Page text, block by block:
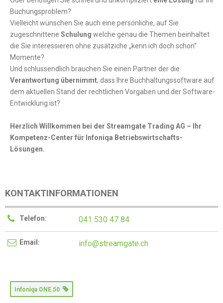
Buchungsproblem?
Vielleicht wünschen Sie auch eine persönliche, auf Sie
zugeschnittene Schulung welche genau die Themen beinhaltet
die Sie interessieren ohne zusätziche „kenn ich doch schon“
Momente?
Und schlussendlich brauchen Sie einen Partner der die
Verantwortung übernimmt, dass Ihre Buchhaltungssoftware auf
dem aktuellen Stand der rechtlichen Vorgaben und der Software-
Entwicklung ist?
Herzlich Willkommen bei der Streamgate Trading AG – Ihr
Kompetenz-Center für Infoniqa Betriebswirtschafts-
Lösungen.
KONTAKTINFORMATIONEN
Telefon: 041 530 47 84
Email: info@streamgate.ch
Infoniqa ONE 50